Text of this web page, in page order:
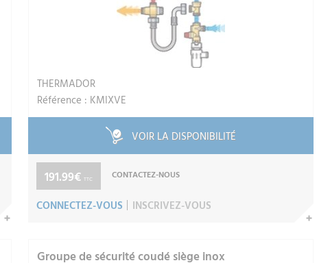
THERMADOR
Référence : KMIXVE
VOIR LA DISPONIBILITÉ
191.99€ TTC CONTACTEZ-NOUS
CONNECTEZ-VOUS INSCRIVEZ-VOUS
Groupe de sécurité coudé siège inox